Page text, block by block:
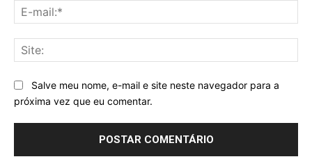
Salve meu nome, e-mail e site neste navegador para a
próxima vez que eu comentar.